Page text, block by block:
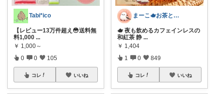
Tabi*ico
【レビュー13万件超え😳送料無
料1,000 ...
￥ 1,000～
0 0 105
コレ いいね
まーこ🫖お茶とお菓子と日々の暮らし
🫖 夜も飲めるカフェインレスの
和紅茶 静 ...
￥ 1,404
1 0 849
コレ いいね